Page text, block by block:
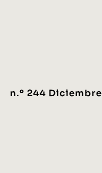
n.º 244 Diciembre